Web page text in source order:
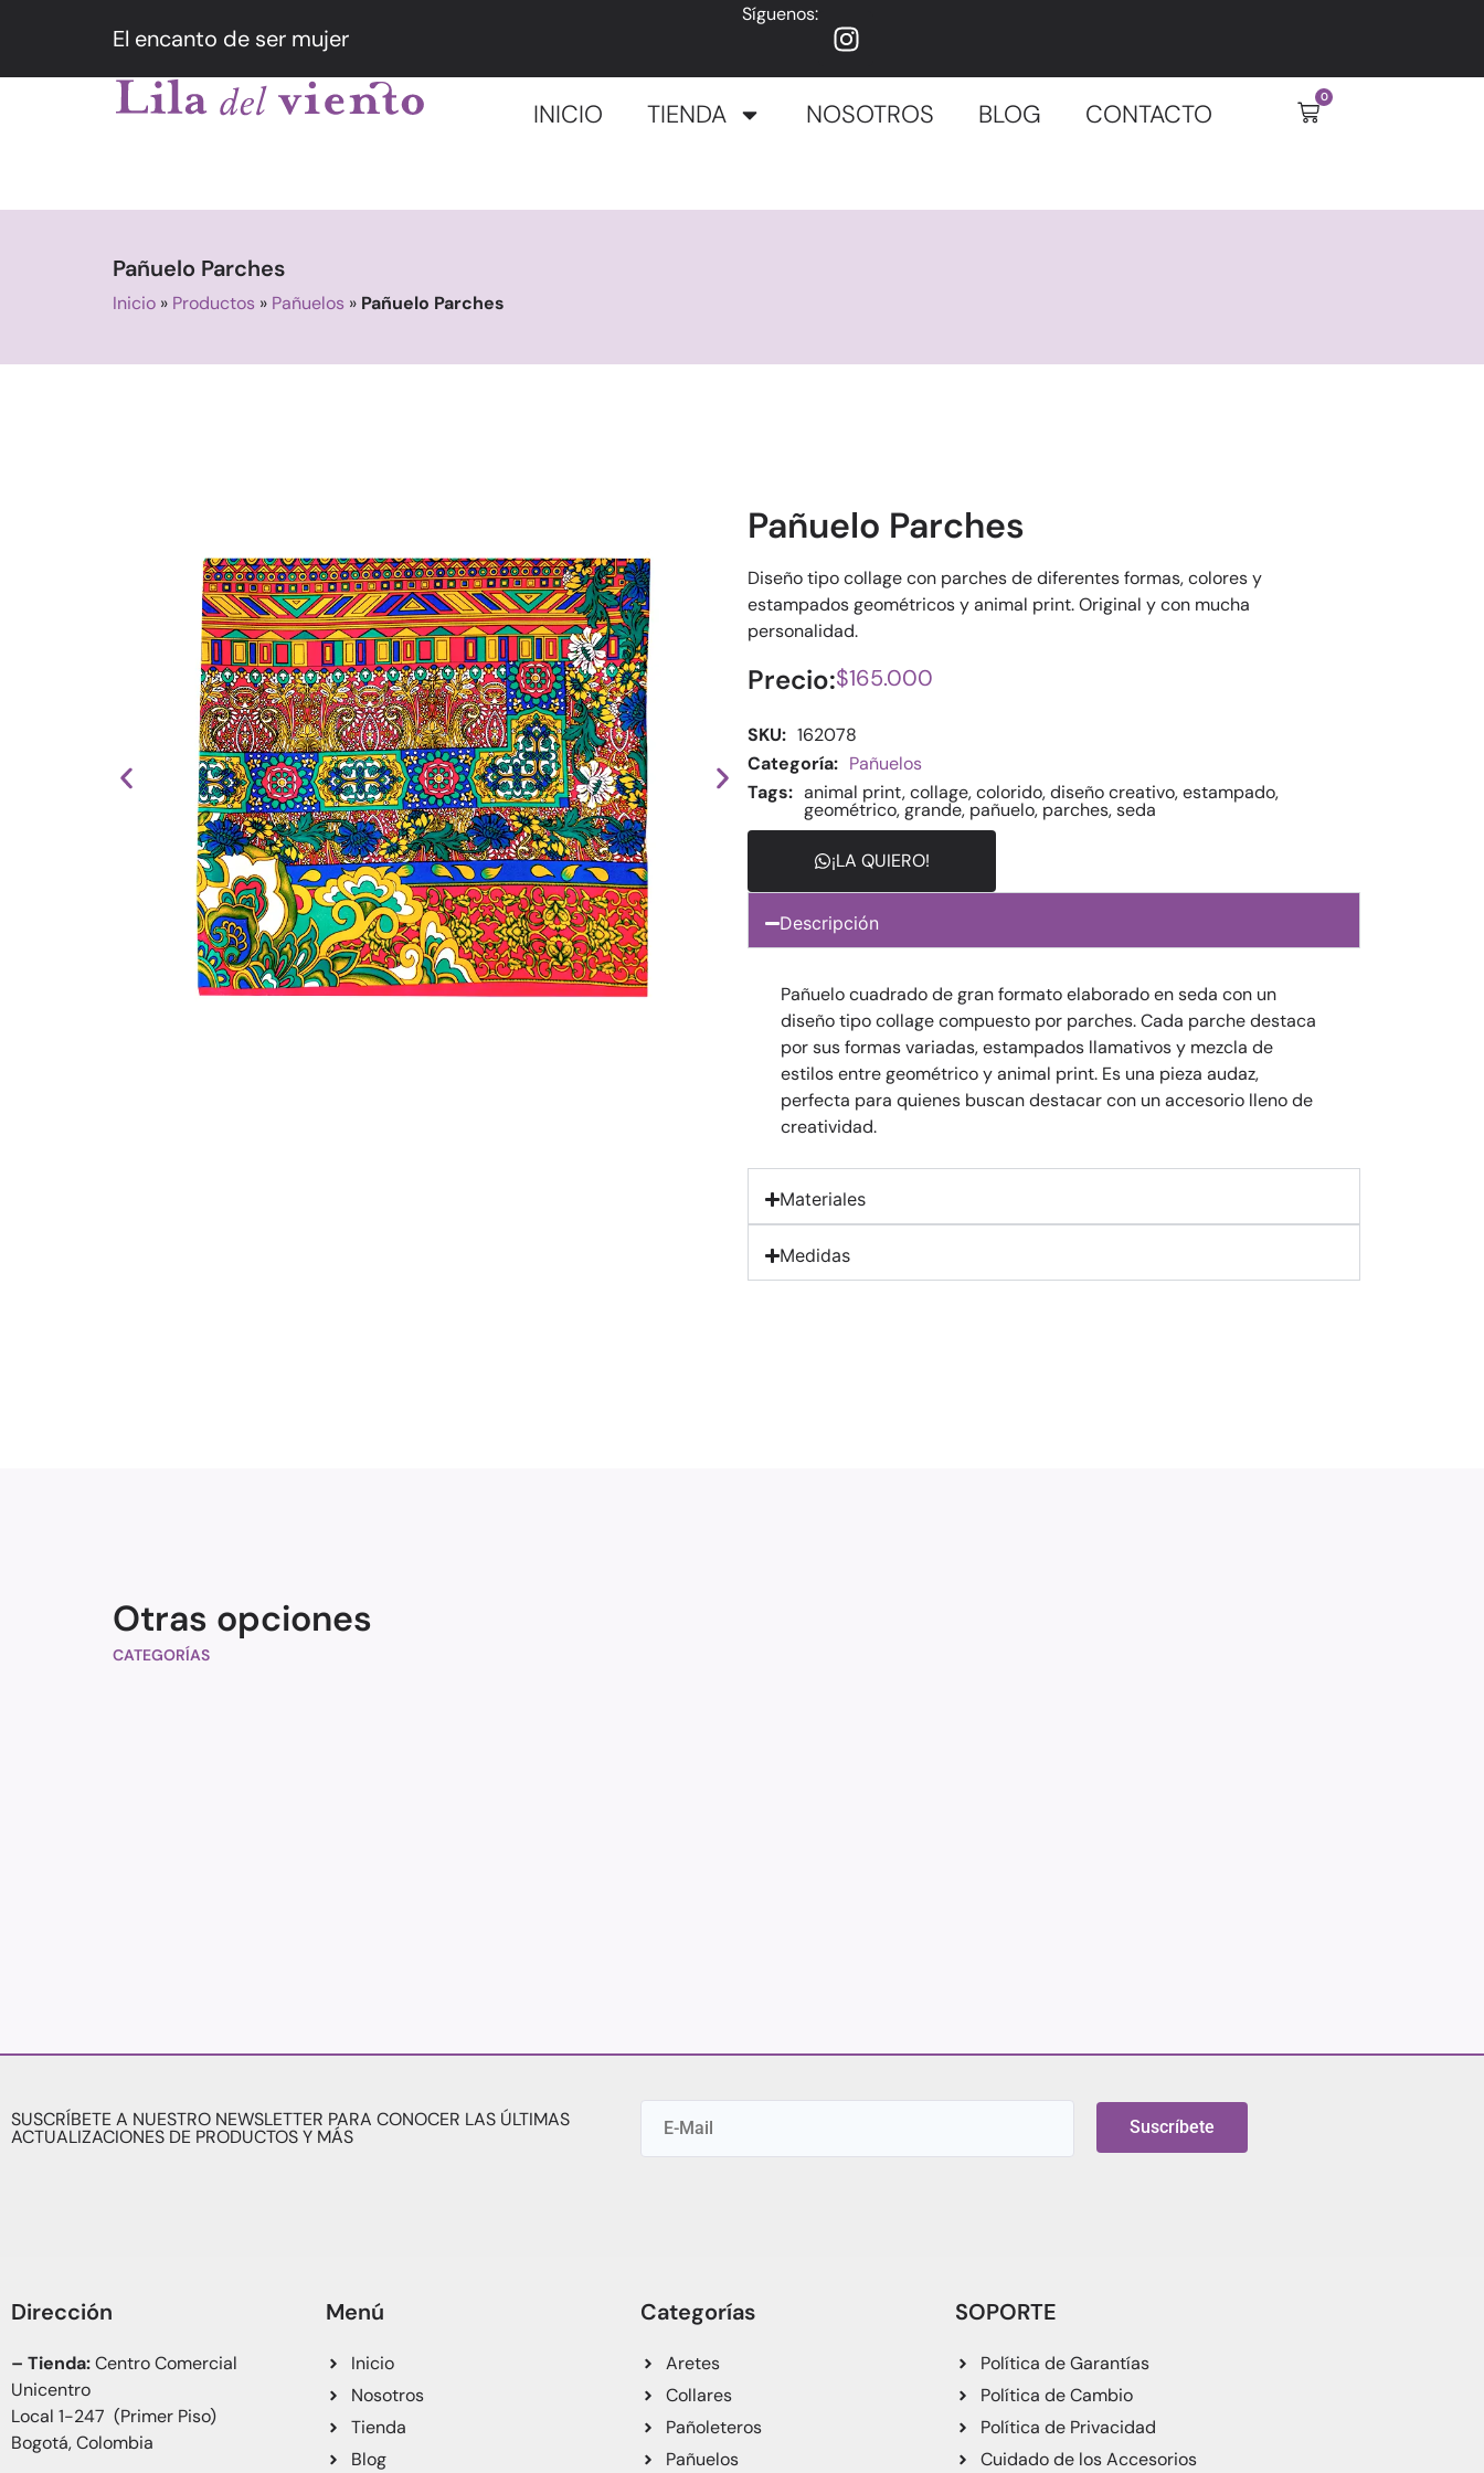
El encanto de ser mujer
Síguenos:
INICIO TIENDA NOSOTROS BLOG CONTACTO
0
Pañuelo Parches
Inicio » Productos » Pañuelos » Pañuelo Parches
Pañuelo Parches
Diseño tipo collage con parches de diferentes formas, colores y
estampados geométricos y animal print. Original y con mucha
personalidad.
Precio:$165.000
SKU: 162078
Categoría: Pañuelos
Tags: animal print,collage,colorido,diseño creativo,estampado,
geométrico,grande, pañuelo, parches,seda
¡LA QUIERO!
Descripción
Pañuelo cuadrado de gran formato elaborado en seda con un
diseño tipo collage compuesto por parches. Cada parche destaca
por sus formas variadas, estampados llamativos y mezcla de
estilos entre geométrico y animal print. Es una pieza audaz,
perfecta para quienes buscan destacar con un accesorio lleno de
creatividad.
Materiales
Medidas
Otras opciones
CATEGORÍAS
SUSCRÍBETE A NUESTRO NEWSLETTER PARA CONOCER LAS ÚLTIMAS
ACTUALIZACIONES DE PRODUCTOS Y MÁS Suscríbete
Dirección
– Tienda:Centro Comercial
Unicentro
Local 1-247 (Primer Piso)
Bogotá, Colombia
Menú
Inicio
Nosotros
Tienda
Blog
Categorías
Aretes
Collares
Pañoleteros
Pañuelos
SOPORTE
Política de Garantías
Política de Cambio
Política de Privacidad
Cuidado de los Accesorios